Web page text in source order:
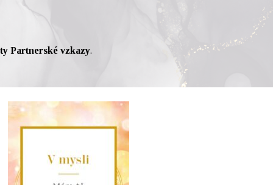
Partnerské vzkazy.